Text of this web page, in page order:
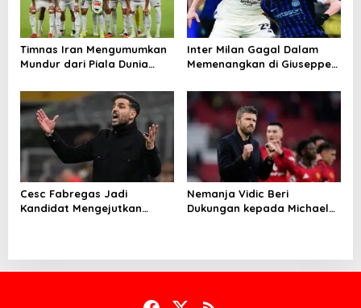
Timnas Iran Mengumumkan
Mundur dari Piala Dunia
Inter Milan Gagal Dalam
Memenangkan di Giuseppe
Cesc Fabregas Jadi
Kandidat Mengejutkan
Nemanja Vidic Beri
Dukungan kepada Michael